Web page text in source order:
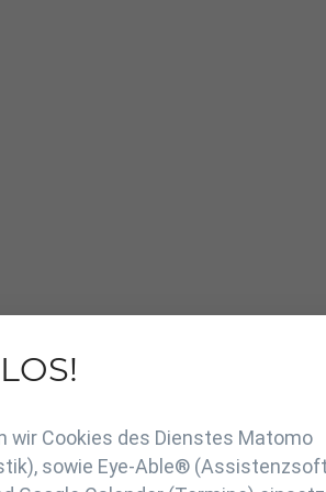
Cookies des Dienstes Matomo
sowie Eye-Able®